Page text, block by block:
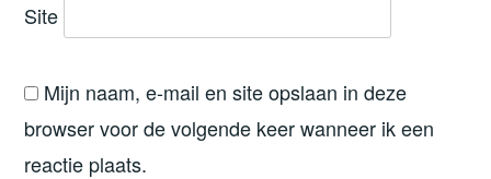
Site
Mijn naam, e-mail en site opslaan in deze
browser voor de volgende keer wanneer ik een
reactie plaats.